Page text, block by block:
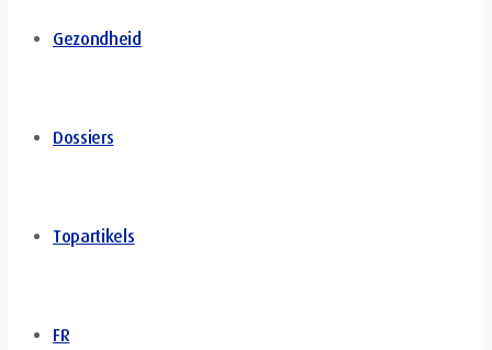
Gezondheid
Dossiers
Topartikels
FR